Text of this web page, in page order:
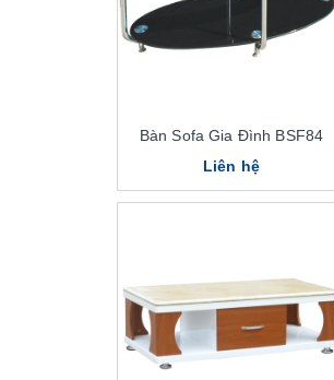
Bàn Sofa Gia Đình BSF84
Liên hệ